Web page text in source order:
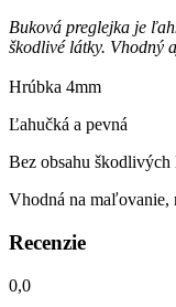
Buková preglejka je
škodlivé látky. Vhodný
Hrúbka 4mm
Ľahučká a pevná
Bez obsahu škodlivých
Vhodná na maľovanie,
Recenzie
0,0